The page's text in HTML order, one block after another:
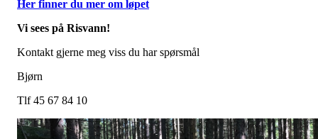
Her finner du mer om løpet
Vi sees på Risvann!
Kontakt gjerne meg viss du har spørsmål
Bjørn
Tlf 45 67 84 10